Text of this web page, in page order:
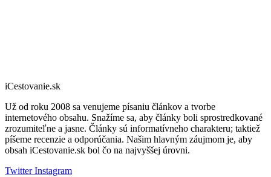
iCestovanie.sk
Už od roku 2008 sa venujeme písaniu článkov a tvorbe
internetového obsahu. Snažíme sa, aby články boli sprostredkované
zrozumiteľne a jasne. Články sú informatívneho charakteru; taktiež
píšeme recenzie a odporúčania. Našim hlavným záujmom je, aby
obsah iCestovanie.sk bol čo na najvyššej úrovni.
TwitterInstagram